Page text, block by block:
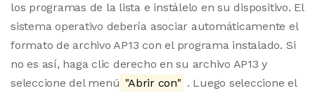
los programas de la lista e instálelo en su dispositivo. El
sistema operativo debería asociar automáticamente el
formato de archivo AP13 con el programa instalado. Si
no es así, haga clic derecho en su archivo AP13 y
seleccione del menú "Abrir con" . Luego seleccione el